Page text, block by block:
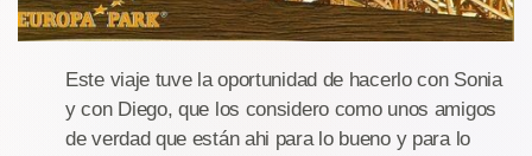
Este viaje tuve la oportunidad de hacerlo con Sonia
y con Diego, que los considero como unos amigos
de verdad que están ahi para lo bueno y para lo